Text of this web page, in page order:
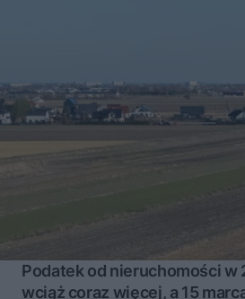
Podatek od nieruchomości w
wciąż coraz więcej, a 15